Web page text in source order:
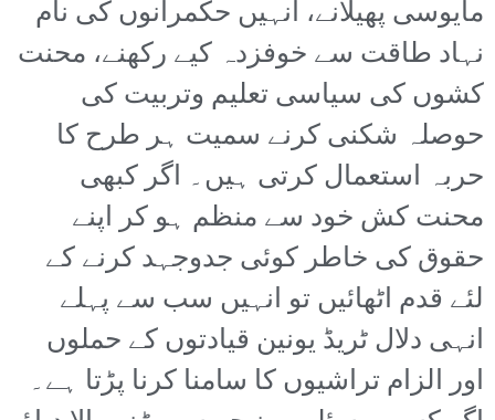
مایوسی پھیلانے، انہیں حکمرانوں کی نام
نہاد طاقت سے خوفزدہ کیے رکھنے، محنت
کشوں کی سیاسی تعلیم وتربیت کی
حوصلہ شکنی کرنے سمیت ہر طرح کا
حربہ استعمال کرتی ہیں۔ اگر کبھی
محنت کش خود سے منظم ہو کر اپنے
حقوق کی خاطر کوئی جدوجہد کرنے کے
لئے قدم اٹھائیں تو انہیں سب سے پہلے
انہی دلال ٹریڈ یونین قیادتوں کے حملوں
اور الزام تراشیوں کا سامنا کرنا پڑتا ہے۔